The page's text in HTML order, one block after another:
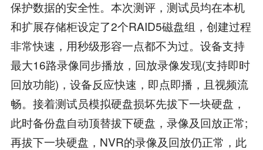
保护数据的安全性。本次测评，测试员均在本机
和扩展存储柜设定了2个RAID5磁盘组，创建过程
非常快速，用秒级形容一点都不为过。设备支持
最大16路录像同步播放，回放录像发现(支持即时
回放功能)，设备反应快速，即点即播，且视频流
畅。接着测试员模拟硬盘损坏先拔下一块硬盘，
此时备份盘自动顶替拔下硬盘，录像及回放正常;
再拔下一块硬盘，NVR的录像及回放仍正常，此